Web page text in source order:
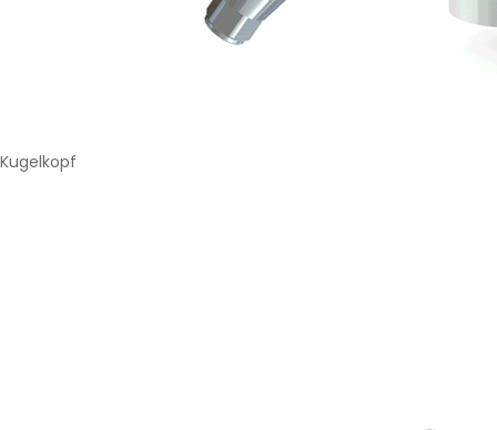
Kugelkopf